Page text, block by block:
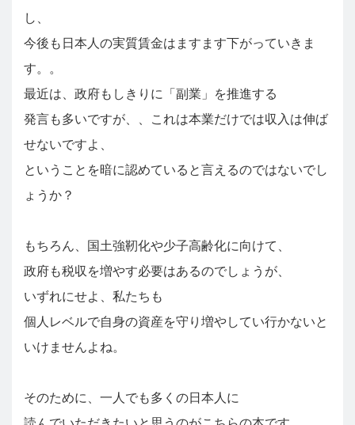
し、
今後も日本人の実質賃金はますます下がっていきま
す。。
最近は、政府もしきりに「副業」を推進する
発言も多いですが、、これは本業だけでは収入は伸ば
せないですよ、
ということを暗に認めていると言えるのではないでし
ょうか？
もちろん、国土強靭化や少子高齢化に向けて、
政府も税収を増やす必要はあるのでしょうが、
いずれにせよ、私たちも
個人レベルで自身の資産を守り増やしてい行かないと
いけませんよね。
そのために、一人でも多くの日本人に